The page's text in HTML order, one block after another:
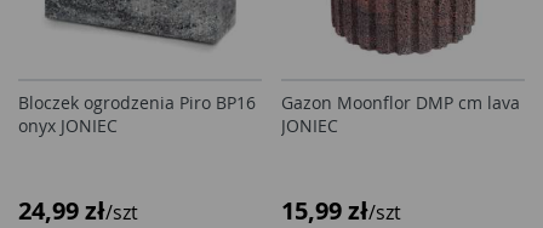
Bloczek ogrodzenia Piro BP16
onyx JONIEC
24,99 zł/szt
Gazon Moonflor DMP cm lava
JONIEC
15,99 zł/szt